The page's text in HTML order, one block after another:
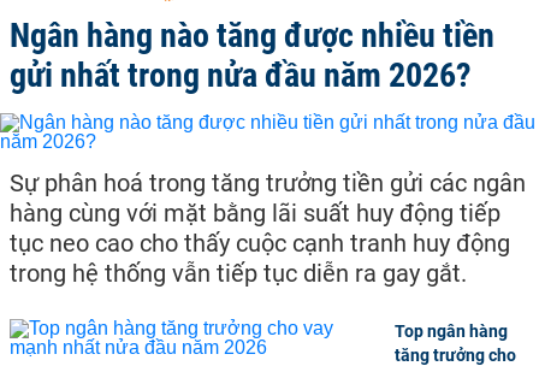
Ngân hàng nào tăng được nhiều tiền
gửi nhất trong nửa đầu năm 2026?
Sự phân hoá trong tăng trưởng tiền gửi các ngân
hàng cùng với mặt bằng lãi suất huy động tiếp
tục neo cao cho thấy cuộc cạnh tranh huy động
trong hệ thống vẫn tiếp tục diễn ra gay gắt.
Top ngân hàng
tăng trưởng cho